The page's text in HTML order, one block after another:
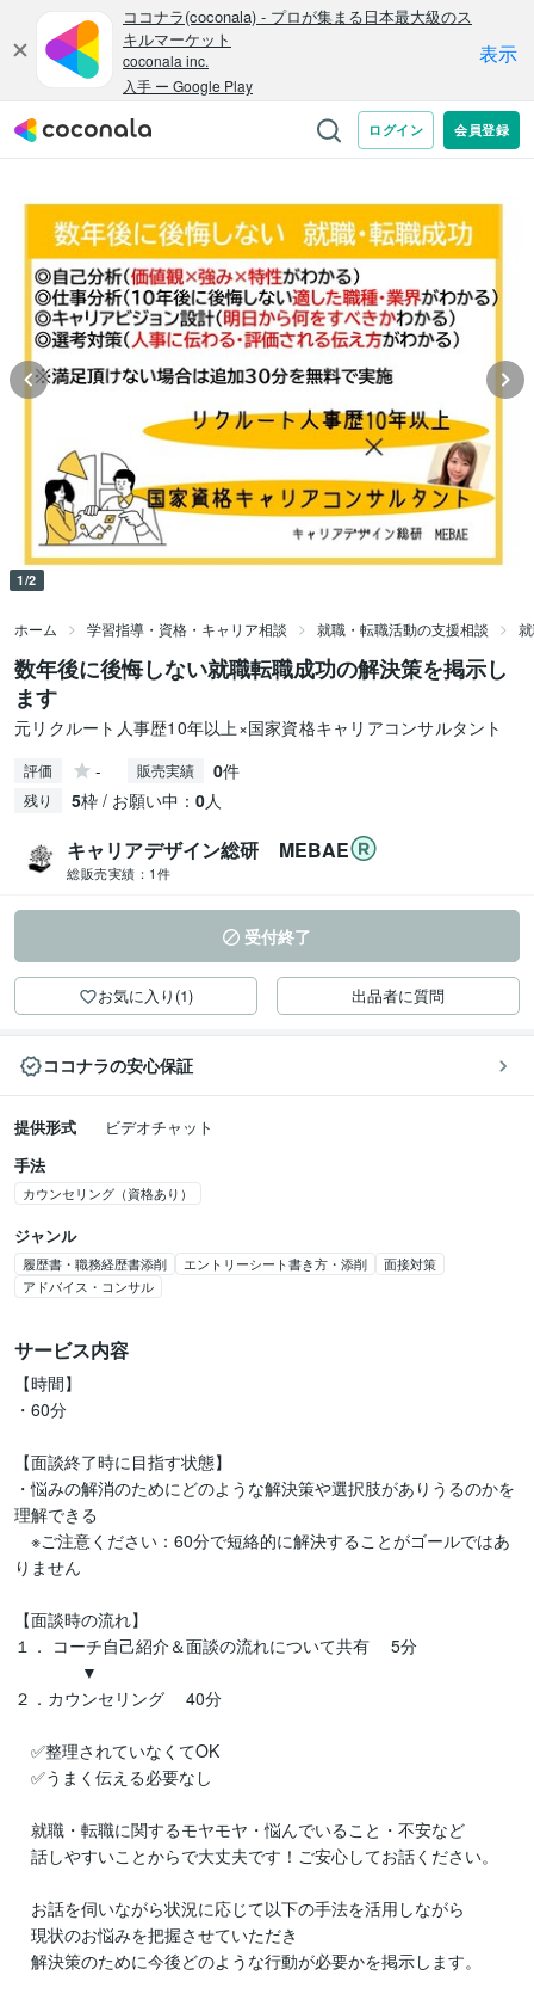
1/2
ホーム 学習指導・資格・キャリア相談 就職・転職活動の支援相談
数年後に後悔しない就職転職成功の解決策を掲示し
ます
元リクルート人事歴10年以上×国家資格キャリアコンサルタント
評価 - 販売実績 0件
残り 5枠 / お願い中： 0人
キャリアデザイン総研 MEBAE
総販売実績： 1件
受付終了
お気に入り(1) 出品者に質問
ココナラの安心保証
提供形式
ビデオチャット
手法
カウンセリング（資格あり）
ジャンル
履歴書・職務経歴書添削 エントリーシート書き方・添削
面接対策
アドバイス・コンサル
サービス内容
【時間】
・60分
【面談終了時に目指す状態】
・悩みの解消のためにどのような解決策や選択肢がありうるのかを
理解できる
※ご注意ください：60分で短絡的に解決することがゴールではあ
りません
【面談時の流れ】
１． コーチ自己紹介＆面談の流れについて共有 　5分
▼
２．カウンセリング 　40分
✅整理されていなくてOK
✅うまく伝える必要なし
就職・転職に関するモヤモヤ・悩んでいること・不安など
話しやすいことからで大丈夫です！ご安心してお話ください。
お話を伺いながら状況に応じて以下の手法を活用しながら
現状のお悩みを把握させていただき
解決策のために今後どのような行動が必要かを掲示します。